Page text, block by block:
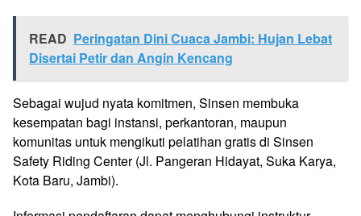
READ Peringatan Dini Cuaca Jambi: Hujan Lebat
Disertai Petir dan Angin Kencang
Sebagai wujud nyata komitmen, Sinsen membuka
kesempatan bagi instansi, perkantoran, maupun
komunitas untuk mengikuti pelatihan gratis di Sinsen
Safety Riding Center (Jl. Pangeran Hidayat, Suka Karya,
Kota Baru, Jambi).